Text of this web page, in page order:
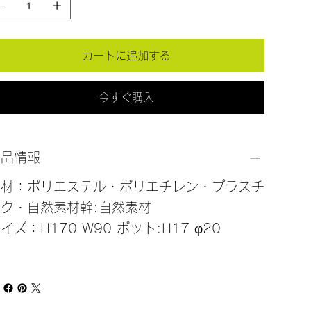
カートに追加する
今すぐ購入
情報
：ポリエステル・ポリエチレン・プラスチ
・自然素材幹:自然素材
ズ：H170 W90 ポット:H17 φ20